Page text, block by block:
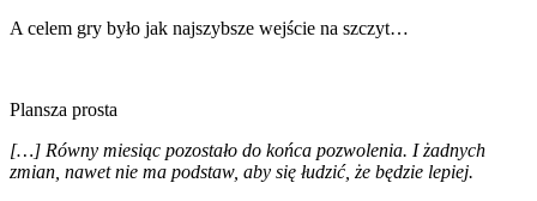
A celem gry było jak najszybsze wejście na szczyt…
Plansza prosta
[…] Równy miesiąc pozostało do końca pozwolenia. I żadnych
zmian, nawet nie ma podstaw, aby się łudzić, że będzie lepiej.